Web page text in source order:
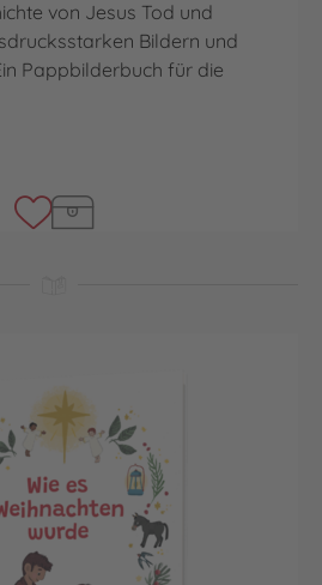
von Jesus Tod und
Bildern und
Pappbilderbuch für die